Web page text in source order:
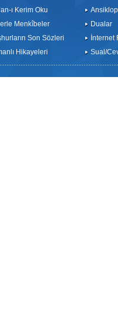
ı Kerim Oku
Menkîbeler
Son Sözleri
Hikayeleri
Dualar
İnternet
Sual/